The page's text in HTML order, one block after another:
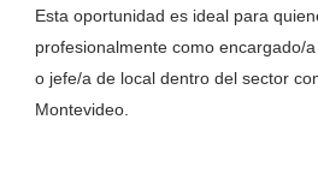
Esta oportunidad es ideal para
profesionalmente como encargado/
o jefe/a de local dentro del sector
Montevideo.